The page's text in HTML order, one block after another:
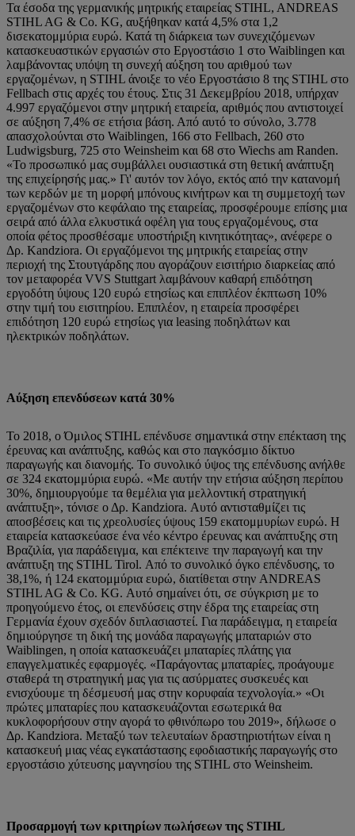
Τα έσοδα της γερμανικής μητρικής εταιρείας STIHL, ANDREAS
STIHL AG & Co. KG, αυξήθηκαν κατά 4,5% στα 1,2
δισεκατομμύρια ευρώ. Κατά τη διάρκεια των συνεχιζόμενων
κατασκευαστικών εργασιών στο Εργοστάσιο 1 στο Waiblingen και
λαμβάνοντας υπόψη τη συνεχή αύξηση του αριθμού των
εργαζομένων, η STIHL άνοιξε το νέο Εργοστάσιο 8 της STIHL στο
Fellbach στις αρχές του έτους. Στις 31 Δεκεμβρίου 2018, υπήρχαν
4.997 εργαζόμενοι στην μητρική εταιρεία, αριθμός που αντιστοιχεί
σε αύξηση 7,4% σε ετήσια βάση. Από αυτό το σύνολο, 3.778
απασχολούνται στο Waiblingen, 166 στο Fellbach, 260 στο
Ludwigsburg, 725 στο Weinsheim και 68 στο Wiechs am Randen.
«Το προσωπικό μας συμβάλλει ουσιαστικά στη θετική ανάπτυξη
της επιχείρησής μας.» Γι' αυτόν τον λόγο, εκτός από την κατανομή
των κερδών με τη μορφή μπόνους κινήτρων και τη συμμετοχή των
εργαζομένων στο κεφάλαιο της εταιρείας, προσφέρουμε επίσης μια
σειρά από άλλα ελκυστικά οφέλη για τους εργαζομένους, στα
οποία φέτος προσθέσαμε υποστήριξη κινητικότητας», ανέφερε ο
Δρ. Kandziora. Οι εργαζόμενοι της μητρικής εταιρείας στην
περιοχή της Στουτγάρδης που αγοράζουν εισιτήριο διαρκείας από
τον μεταφορέα VVS Stuttgart λαμβάνουν καθαρή επιδότηση
εργοδότη ύψους 120 ευρώ ετησίως και επιπλέον έκπτωση 10%
στην τιμή του εισιτηρίου. Επιπλέον, η εταιρεία προσφέρει
επιδότηση 120 ευρώ ετησίως για leasing ποδηλάτων και
ηλεκτρικών ποδηλάτων.
Αύξηση επενδύσεων κατά 30%
Το 2018, ο Όμιλος STIHL επένδυσε σημαντικά στην επέκταση της
έρευνας και ανάπτυξης, καθώς και στο παγκόσμιο δίκτυο
παραγωγής και διανομής. Το συνολικό ύψος της επένδυσης ανήλθε
σε 324 εκατομμύρια ευρώ. «Με αυτήν την ετήσια αύξηση περίπου
30%, δημιουργούμε τα θεμέλια για μελλοντική στρατηγική
ανάπτυξη», τόνισε ο Δρ. Kandziora. Αυτό αντισταθμίζει τις
αποσβέσεις και τις χρεολυσίες ύψους 159 εκατομμυρίων ευρώ. Η
εταιρεία κατασκεύασε ένα νέο κέντρο έρευνας και ανάπτυξης στη
Βραζιλία, για παράδειγμα, και επέκτεινε την παραγωγή και την
ανάπτυξη της STIHL Tirol. Από το συνολικό όγκο επένδυσης, το
38,1%, ή 124 εκατομμύρια ευρώ, διατίθεται στην ANDREAS
STIHL AG & Co. KG. Αυτό σημαίνει ότι, σε σύγκριση με το
προηγούμενο έτος, οι επενδύσεις στην έδρα της εταιρείας στη
Γερμανία έχουν σχεδόν διπλασιαστεί. Για παράδειγμα, η εταιρεία
δημιούργησε τη δική της μονάδα παραγωγής μπαταριών στο
Waiblingen, η οποία κατασκευάζει μπαταρίες πλάτης για
επαγγελματικές εφαρμογές. «Παράγοντας μπαταρίες, προάγουμε
σταθερά τη στρατηγική μας για τις ασύρματες συσκευές και
ενισχύουμε τη δέσμευσή μας στην κορυφαία τεχνολογία.» «Οι
πρώτες μπαταρίες που κατασκευάζονται εσωτερικά θα
κυκλοφορήσουν στην αγορά το φθινόπωρο του 2019», δήλωσε ο
Δρ. Kandziora. Μεταξύ των τελευταίων δραστηριοτήτων είναι η
κατασκευή μιας νέας εγκατάστασης εφοδιαστικής παραγωγής στο
εργοστάσιο χύτευσης μαγνησίου της STIHL στο Weinsheim.
Προσαρμογή των κριτηρίων πωλήσεων της STIHL